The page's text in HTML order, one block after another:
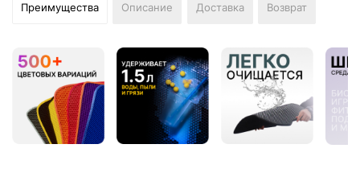
Преимущества Описание Доставка Возврат